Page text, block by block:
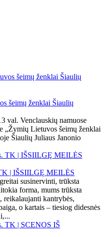
šeimų ženklai Šiaulių
val. Venclauskių namuose
„Žymių Lietuvos šeimų ženklai
Šiaulių Juliaus Janonio
| IŠSIILGĘ MEILĖS
susinervinti, trūksta
forma, mums trūksta
reikalaujanti kantrybės,
o kartais – tiesiog didesnės